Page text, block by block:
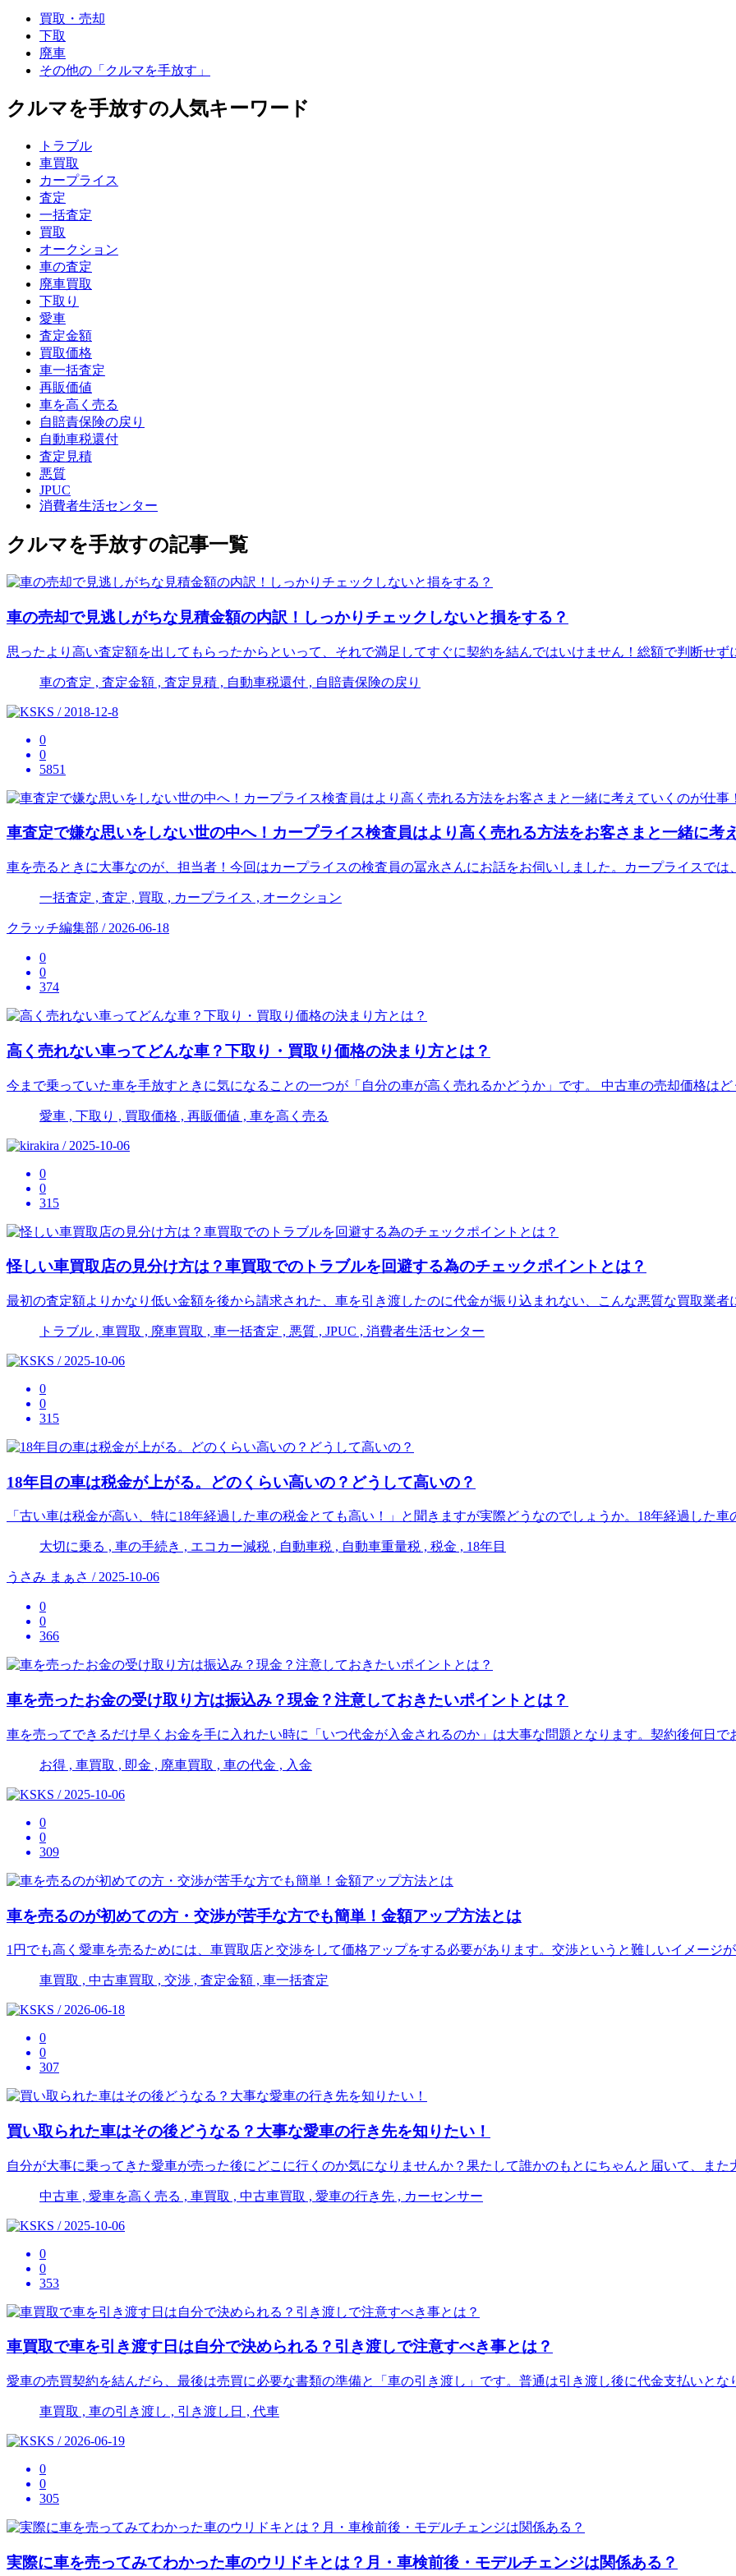
買取・売却
下取
廃車
その他の「クルマを手放す」
クルマを手放すの人気キーワード
トラブル
車買取
カープライス
査定
一括査定
買取
オークション
車の査定
廃車買取
下取り
愛車
査定金額
買取価格
車一括査定
再販価値
車を高く売る
自賠責保険の戻り
自動車税還付
査定見積
悪質
JPUC
消費者生活センター
クルマを手放すの記事一覧
車の売却で見逃しがちな見積金額の内訳！しっかりチェックしないと損をする？
思ったより高い査定額を出してもらったからといって、それで満足してすぐに契約を結んではいけません！総額で判断せ
車の査定 , 査定金額 , 査定見積 , 自動車税還付 , 自賠責保険の戻り
KS / 2018-12-8
0
0
5851
車査定で嫌な思いをしない世の中へ！カープライス検査員はより高く売れる方法をお客さまと一緒に考
車を売るときに大事なのが、担当者！今回はカープライスの検査員の冨永さんにお話をお伺いしました。カープライスで
一括査定 , 査定 , 買取 , カープライス , オークション
クラッチ編集部 / 2026-06-18
0
0
374
高く売れない車ってどんな車？下取り・買取り価格の決まり方とは？
今まで乗っていた車を手放すときに気になることの一つが「自分の車が高く売れるかどうか」です。 中古車の売却価格は
愛車 , 下取り , 買取価格 , 再販価値 , 車を高く売る
kira / 2025-10-06
0
0
315
怪しい車買取店の見分け方は？車買取でのトラブルを回避する為のチェックポイントとは？
最初の査定額よりかなり低い金額を後から請求された、車を引き渡したのに代金が振り込まれない、こんな悪質な買取業
トラブル , 車買取 , 廃車買取 , 車一括査定 , 悪質 , JPUC , 消費者生活センター
KS / 2025-10-06
0
0
315
18年目の車は税金が上がる。どのくらい高いの？どうして高いの？
「古い車は税金が高い、特に18年経過した車の税金とても高い！」と聞きますが実際どうなのでしょうか。18年経過した
大切に乗る , 車の手続き , エコカー減税 , 自動車税 , 自動車重量税 , 税金 , 18年目
うさみ まぁさ / 2025-10-06
0
0
366
車を売ったお金の受け取り方は振込み？現金？注意しておきたいポイントとは？
車を売ってできるだけ早くお金を手に入れたい時に「いつ代金が入金されるのか」は大事な問題となります。契約後何日
お得 , 車買取 , 即金 , 廃車買取 , 車の代金 , 入金
KS / 2025-10-06
0
0
309
車を売るのが初めての方・交渉が苦手な方でも簡単！金額アップ方法とは
1円でも高く愛車を売るためには、車買取店と交渉をして価格アップをする必要があります。交渉というと難しいイメージ
車買取 , 中古車買取 , 交渉 , 査定金額 , 車一括査定
KS / 2026-06-18
0
0
307
買い取られた車はその後どうなる？大事な愛車の行き先を知りたい！
自分が大事に乗ってきた愛車が売った後にどこに行くのか気になりませんか？果たして誰かのもとにちゃんと届いて、ま
中古車 , 愛車を高く売る , 車買取 , 中古車買取 , 愛車の行き先 , カーセンサー
KS / 2025-10-06
0
0
353
車買取で車を引き渡す日は自分で決められる？引き渡しで注意すべき事とは？
愛車の売買契約を結んだら、最後は売買に必要な書類の準備と「車の引き渡し」です。普通は引き渡し後に代金支払いと
車買取 , 車の引き渡し , 引き渡し日 , 代車
KS / 2026-06-19
0
0
305
実際に車を売ってみてわかった車のウリドキとは？月・車検前後・モデルチェンジは関係ある？